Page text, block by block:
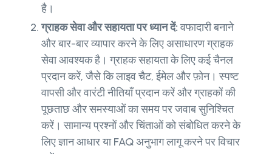
है।
ग्राहक सेवा और सहायता पर ध्यान दें:वफादारी बनाने
और बार-बार व्यापार करने के लिए असाधारण ग्राहक
सेवा आवश्यक है। ग्राहक सहायता के लिए कई चैनल
प्रदान करें, जैसे कि लाइव चैट, ईमेल और फ़ोन। स्पष्ट
वापसी और वारंटी नीतियाँ प्रदान करें और ग्राहकों की
पूछताछ और समस्याओं का समय पर जवाब सुनिश्चित
करें। सामान्य प्रश्नों और चिंताओं को संबोधित करने के
लिए ज्ञान आधार या FAQ अनुभाग लागू करने पर विचार